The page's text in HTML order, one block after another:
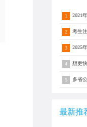
1 2021
2
3 2025
4
5
最新推